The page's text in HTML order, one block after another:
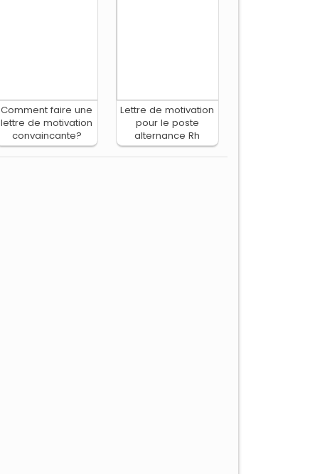
Comment faire une
lettre de motivation
convaincante?
Lettre de motivation
pour le poste
alternance Rh